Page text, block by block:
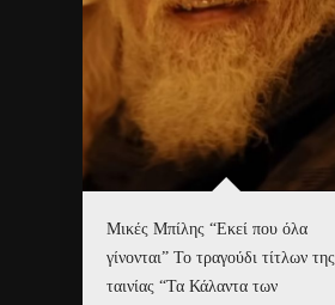
Μικές Μπίλης “Εκεί που όλα
γίνονται” Το τραγούδι τίτλων της
ταινίας “Τα Κάλαντα των